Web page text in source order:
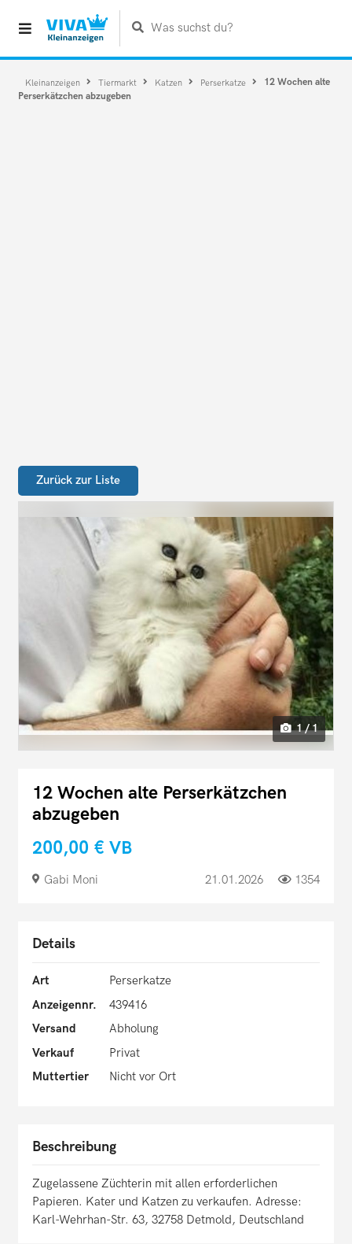
Was suchst du?
Kleinanzeigen Tiermarkt Katzen Perserkatze
12 Wochen alte
Perserkätzchen abzugeben
Zurück zur Liste
1 / 1
12 Wochen alte Perserkätzchen
abzugeben
200,00 € VB
Gabi Moni 21.01.2026 1354
Details
Art
Perserkatze
Anzeigennr.
439416
Versand
Abholung
Verkauf
Privat
Muttertier
Nicht vor Ort
Beschreibung
Zugelassene Züchterin mit allen erforderlichen
Papieren. Kater und Katzen zu verkaufen. Adresse:
Karl-Wehrhan-Str. 63, 32758 Detmold, Deutschland